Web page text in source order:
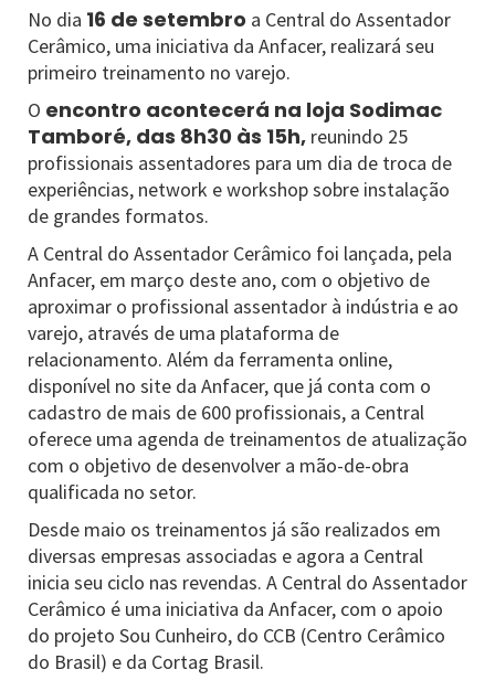
No dia 16 de setembro a Central do Assentador
Cerâmico, uma iniciativa da Anfacer, realizará seu
primeiro treinamento no varejo.
O encontro acontecerá na loja Sodimac
Tamboré, das 8h30 às 15h, reunindo 25
profissionais assentadores para um dia de troca de
experiências, network e workshop sobre instalação
de grandes formatos.
A Central do Assentador Cerâmico foi lançada, pela
Anfacer, em março deste ano, com o objetivo de
aproximar o profissional assentador à indústria e ao
varejo, através de uma plataforma de
relacionamento. Além da ferramenta online,
disponível no site da Anfacer, que já conta com o
cadastro de mais de 600 profissionais, a Central
oferece uma agenda de treinamentos de atualização
com o objetivo de desenvolver a mão-de-obra
qualificada no setor.
Desde maio os treinamentos já são realizados em
diversas empresas associadas e agora a Central
inicia seu ciclo nas revendas. A Central do Assentador
Cerâmico é uma iniciativa da Anfacer, com o apoio
do projeto Sou Cunheiro, do CCB (Centro Cerâmico
do Brasil) e da Cortag Brasil.